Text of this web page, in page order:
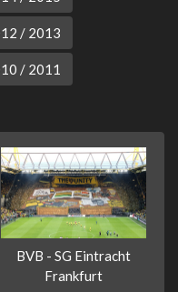
/ 2013
/ 2011
BVB - SG Eintracht
Frankfurt